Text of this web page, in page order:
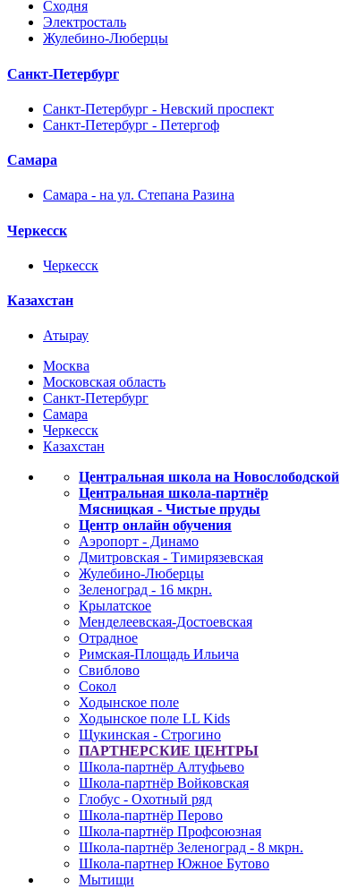
Сходня
Электросталь
Жулебино-Люберцы
Санкт-Петербург
Санкт-Петербург - Невский проспект
Санкт-Петербург - Петергоф
Самара
Самара - на ул. Степана Разина
Черкесск
Черкесск
Казахстан
Атырау
Москва
Московская область
Санкт-Петербург
Самара
Черкесск
Казахстан
Центральная школа на Новослободской
Центральная школа-партнёр
Мясницкая - Чистые пруды
Центр онлайн обучения
Аэропорт - Динамо
Дмитровская - Тимирязевская
Жулебино-Люберцы
Зеленоград - 16 мкрн.
Крылатское
Менделеевская-Достоевская
Отрадное
Римская-Площадь Ильича
Свиблово
Сокол
Ходынское поле
Ходынское поле LL Kids
Щукинская - Строгино
ПАРТНЕРСКИЕ ЦЕНТРЫ
Школа-партнёр Алтуфьево
Школа-партнёр Войковская
Глобус - Охотный ряд
Школа-партнёр Перово
Школа-партнёр Профсоюзная
Школа-партнёр Зеленоград - 8 мкрн.
Школа-партнер Южное Бутово
Мытищи